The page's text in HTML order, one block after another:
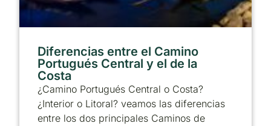
Diferencias entre el Camino
Portugués Central y el de la
Costa
¿Camino Portugués Central o Costa?
¿Interior o Litoral? veamos las diferencias
entre los dos principales Caminos de